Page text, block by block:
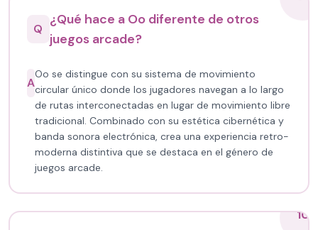
Q
¿Qué hace a Oo diferente de otros
juegos arcade?
A
Oo se distingue con su sistema de movimiento
circular único donde los jugadores navegan a lo largo
de rutas interconectadas en lugar de movimiento libre
tradicional. Combinado con su estética cibernética y
banda sonora electrónica, crea una experiencia retro-
moderna distintiva que se destaca en el género de
juegos arcade.
10